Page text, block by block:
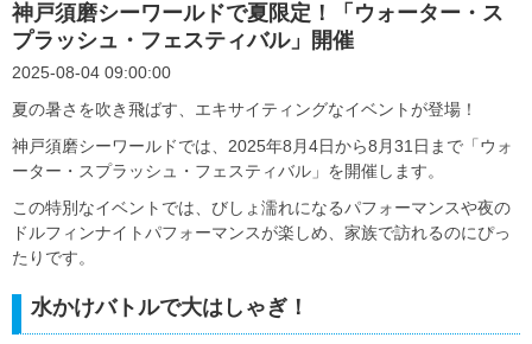
神戸須磨シーワールドで夏限定！「ウォーター・ス
プラッシュ・フェスティバル」開催
2025-08-04 09:00:00
夏の暑さを吹き飛ばす、エキサイティングなイベントが登場！
神戸須磨シーワールドでは、2025年8月4日から8月31日まで「ウォ
ーター・スプラッシュ・フェスティバル」を開催します。
この特別なイベントでは、びしょ濡れになるパフォーマンスや夜の
ドルフィンナイトパフォーマンスが楽しめ、家族で訪れるのにぴっ
たりです。
水かけバトルで大はしゃぎ！